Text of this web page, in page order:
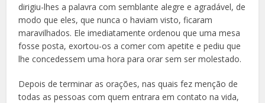
dirigiu-lhes a palavra com semblante alegre e agradável, de
modo que eles, que nunca o haviam visto, ficaram
maravilhados. Ele imediatamente ordenou que uma mesa
fosse posta, exortou-os a comer com apetite e pediu que
lhe concedessem uma hora para orar sem ser molestado.
Depois de terminar as orações, nas quais fez menção de
todas as pessoas com quem entrara em contato na vida,